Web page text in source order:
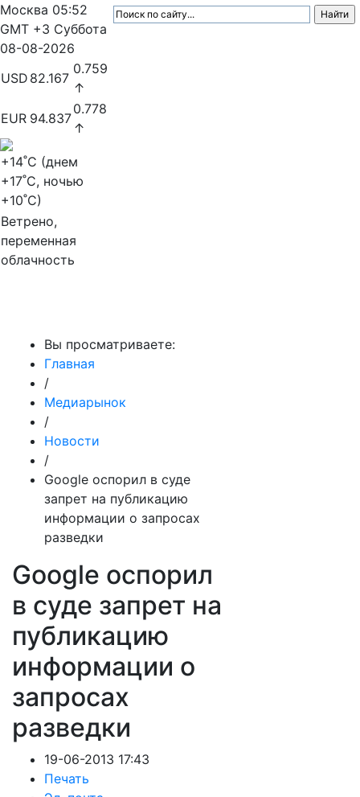
Москва 05:52
GMT +3 Суббота
08-08-2026
USD 82.167
0.759
↑
EUR 94.837
0.778
↑
+14˚C (днем
+17˚C, ночью
+10˚C)
Ветрено,
переменная
облачность
Вы просматриваете:
Главная
/
Медиарынок
/
Новости
/
Google оспорил в суде
запрет на публикацию
информации о запросах
разведки
Google оспорил
в суде запрет на
публикацию
информации о
запросах
разведки
19-06-2013 17:43
Печать